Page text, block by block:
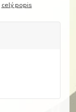
celý popis